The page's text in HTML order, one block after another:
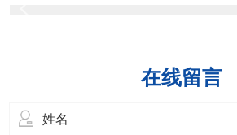
在线留言